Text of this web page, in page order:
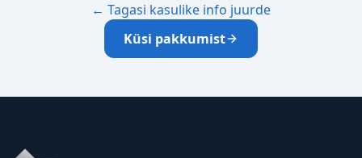
← Tagasi kasulike info juurde
Küsi pakkumist